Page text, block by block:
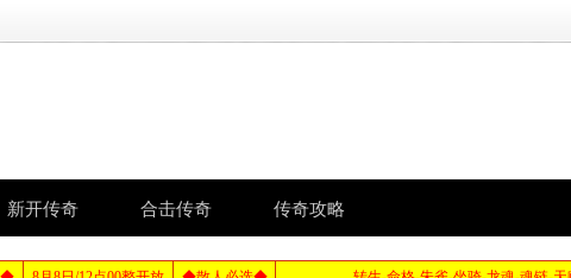
新开传奇 合击传奇 传奇攻略